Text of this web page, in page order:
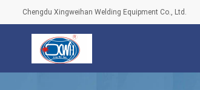
Chengdu Xingweihan Welding Equipment Co., Ltd.